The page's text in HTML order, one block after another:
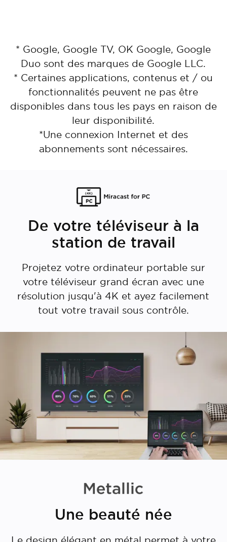
* Google, Google TV, OK Google, Google
Duo sont des marques de Google LLC.
* Certaines applications, contenus et / ou
fonctionnalités peuvent ne pas être
disponibles dans tous les pays en raison de
leur disponibilité.
*Une connexion Internet et des
abonnements sont nécessaires.
De votre téléviseur à la
station de travail
Projetez votre ordinateur portable sur
votre téléviseur grand écran avec une
résolution jusqu'à 4K et ayez facilement
tout votre travail sous contrôle.
Une beauté née